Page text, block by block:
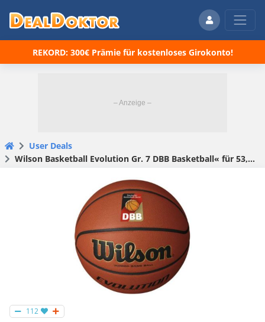
REKORD: 300€ Prämie für kostenloses Girokonto!
User Deals
Wilson Basketball Evolution Gr. 7 DBB Basketball« für 53,90 € (statt 60,92 €)
112